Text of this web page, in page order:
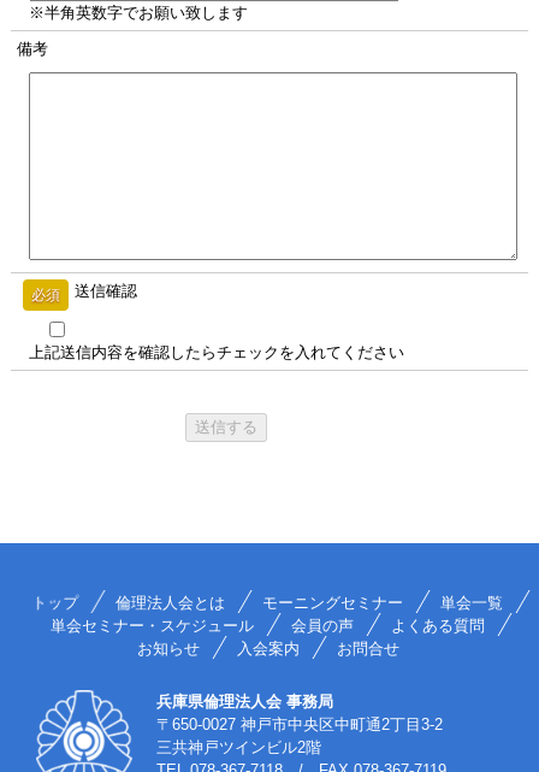
※半角英数字でお願い致します
備考
必須 送信確認
上記送信内容を確認したらチェックを入れてください
トップ 倫理法人会とは モーニングセミナー
単会一覧
単会セミナー・スケジュール
会員の声
よくある質問
お知らせ
入会案内 お問合せ
兵庫県倫理法人会 事務局
〒650-0027 神戸市中央区中町通2丁目3-2
三共神戸ツインビル2階